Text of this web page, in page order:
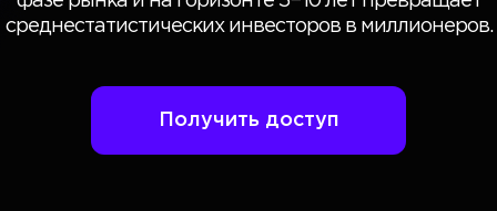
среднестатистических инвесторов в миллионеров.
Получить доступ